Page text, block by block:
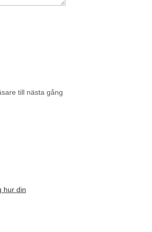
till nästa gång
hur din